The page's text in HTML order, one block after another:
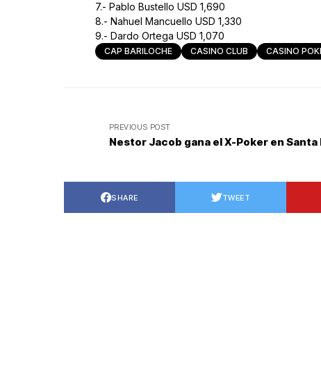
7.- Pablo Bustello USD 1,690
8.- Nahuel Mancuello USD 1,330
9.- Dardo Ortega USD 1,070
CAP BARILOCHE CASINO CLUB CASINO
PREVIOUS POST
Nestor Jacob gana el X-Poker en Santa
SHARE TWEET